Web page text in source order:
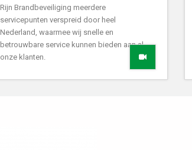
Rijn Brandbeveiliging meerdere
servicepunten verspreid door heel
Nederland, waarmee wij snelle en
betrouwbare service kunnen bieden aan al
onze klanten.